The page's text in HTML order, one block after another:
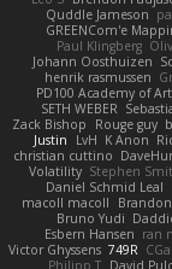
Quddle Jameson
GREENCom'e
Paul Klingberg
Johann Oosthuizen
henrik rasmussen
PD100 Academy of Art
SETH WEBER
Zack Bishop
Rouge guy
Justin
LvH K Anon
christian cuttino
Volatility Stephen
Daniel Schmid Leal
macoll macoll
Bruno Yudi
Esbern Hansen ran
Victor Ghyssens 749R
Philipp T David